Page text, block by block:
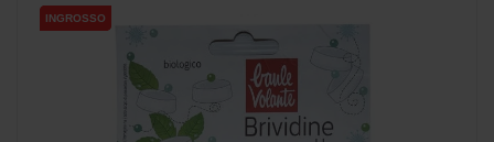
INGROSSO
INGROSSO
INGROSSO